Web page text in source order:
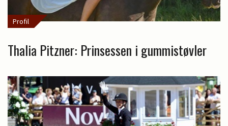
Profil
Thalia Pitzner: Prinsessen i gummistøvler